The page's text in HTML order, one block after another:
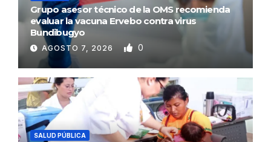
Grupo asesor técnico de la OMS recomienda
evaluar la vacuna Ervebo contra virus
Bundibugyo
AGOSTO 7, 2026 0
SALUD PÚBLICA